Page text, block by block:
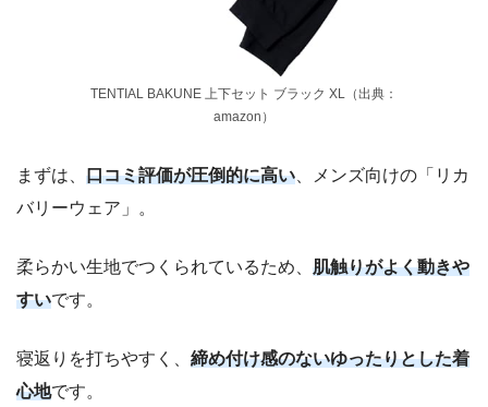
TENTIAL BAKUNE 上下セット ブラック XL（出典：
amazon）
まずは、 口コミ評価が圧倒的に高い 、メンズ向けの「リカ
バリーウェア」。
柔らかい生地でつくられているため、 肌触りがよく動きや
すいです。
寝返りを打ちやすく、 締め付け感のないゆったりとした着
心地です。